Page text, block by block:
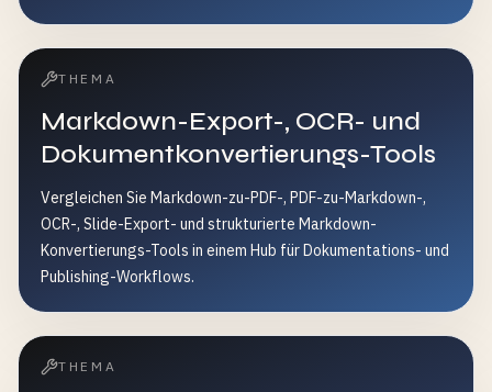
THEMA
Markdown-Export-, OCR- und
Dokumentkonvertierungs-Tools
Vergleichen Sie Markdown-zu-PDF-, PDF-zu-Markdown-,
OCR-, Slide-Export- und strukturierte Markdown-
Konvertierungs-Tools in einem Hub für Dokumentations- und
Publishing-Workflows.
THEMA